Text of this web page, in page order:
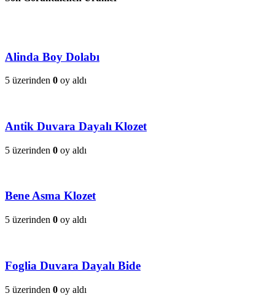
Alinda Boy Dolabı
5 üzerinden 0 oy aldı
Antik Duvara Dayalı Klozet
5 üzerinden 0 oy aldı
Bene Asma Klozet
5 üzerinden 0 oy aldı
Foglia Duvara Dayalı Bide
5 üzerinden 0 oy aldı